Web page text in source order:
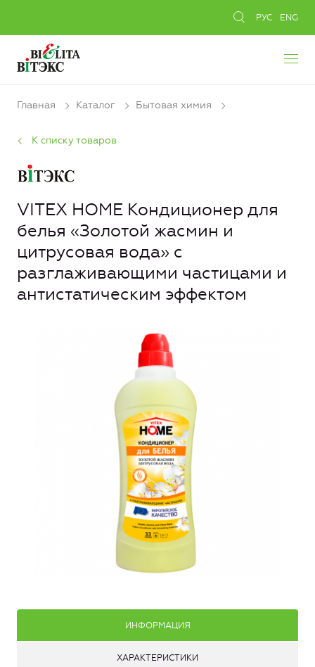
РУС ENG
Главная Каталог Бытовая химия
К списку товаров
VITEX HOME Кондиционер для
белья «Золотой жасмин и
цитрусовая вода» с
разглаживающими частицами и
антистатическим эффектом
ИНФОРМАЦИЯ
ХАРАКТЕРИСТИКИ